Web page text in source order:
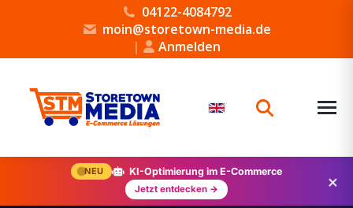
04122-4084792
moin@storetown-media.de
|
Anmelden
NEU KI-Optimierung im E-Commerce
Jetzt entdecken → ×